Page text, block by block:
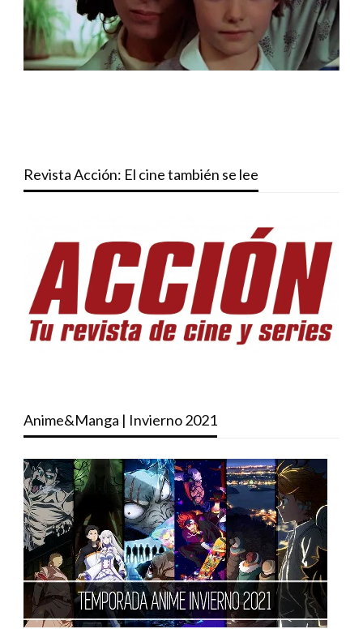
Revista Acción: El cine también se lee
Anime&Manga | Invierno 2021